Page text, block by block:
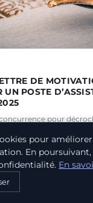
DE
UN POSTE
concurrence pour
pour
En
En